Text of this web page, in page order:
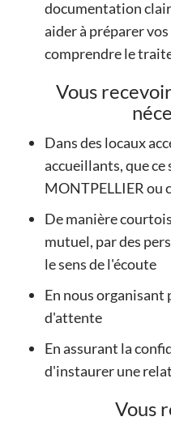
documentation
aider à préparer
comprendre le
Vous
Dans des locaux
accueillants, que
MONTPELLIER ou
De manière
mutuel, par des
le sens de l'écoute
En nous
d'attente
En assurant la
d'instaurer une
Vous